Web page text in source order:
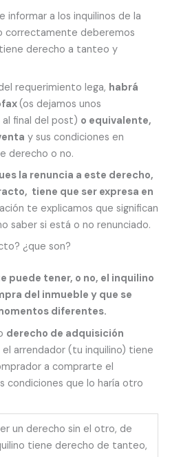
informar a los inquilinos de la
correctamente deberemos
derecho a tanteo y
requerimiento lega, habrá
(os dejamos unos
final del post) o equivalente,
y sus condiciones en
derecho o no.
la renuncia a este derecho,
tiene que ser expresa en
te explicamos que significan
saber si está o no renunciado.
¿que son?
puede tener, o no, el inquilino
del inmueble y que se
diferentes.
derecho de adquisición
el arrendador (tu inquilino) tiene
a comprarte el
condiciones que lo haría otro
un derecho sin el otro, de
tiene derecho de tanteo,